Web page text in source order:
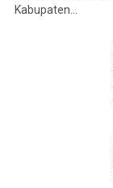
Kabupaten…